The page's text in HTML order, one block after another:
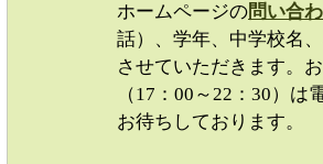
ホームページの問い合
話）、学年、中学校名
させていただきます。
（17：00～22：30）
お待ちしております。